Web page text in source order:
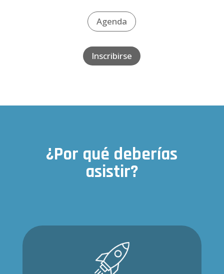
Agenda
Inscribirse
¿Por qué deberías
asistir?